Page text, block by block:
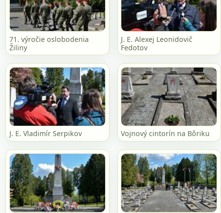
71. výročie oslobodenia
Žiliny
J. E. Alexej Leonidovič
Fedotov
J. E. Vladimír Serpikov Vojnový cintorín na Bôriku